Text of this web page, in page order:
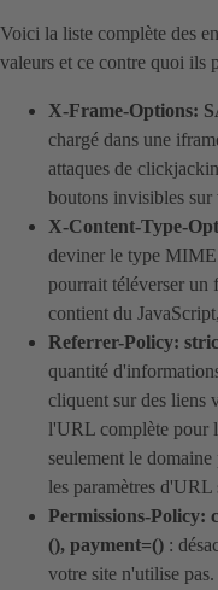
Voici la liste complète des
valeurs et ce contre quoi ils
X-Frame-Options:
chargé dans une
attaques de
boutons invisibles sur
X-Content-Type-
deviner le type MIME
pourrait téléverser un
contient du
Referrer-Policy:
quantité
cliquent sur des liens
l'URL complète pour
seulement le
les paramètres d'URL
Permissions-Policy:
(), payment=() :
votre site n'utilise